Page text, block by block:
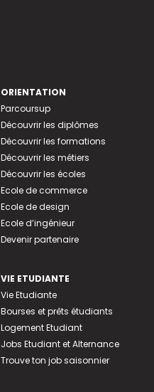
ORIENTATION
Parcoursup
Découvrir les diplômes
Découvrir les formations
Découvrir les métiers
Découvrir les écoles
Ecole de commerce
Ecole de design
Ecole d’ingénieur
Devenir partenaire
VIE ETUDIANTE
Vie Etudiante
Bourses et prêts étudiants
Logement Etudiant
Jobs Etudiant et Alternance
Trouve ton job saisonnier